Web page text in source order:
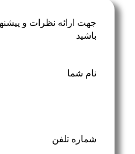
جهت ارائه نظرات و
باشید
نام شما
شماره تلفن